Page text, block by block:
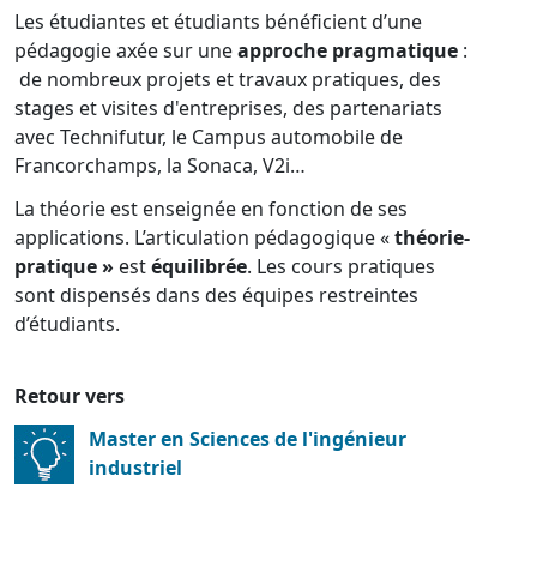
Les étudiantes et étudiants bénéficient d’une
pédagogie axée sur uneapproche pragmatique :
de nombreux projets et travaux pratiques, des
stages et visites d'entreprises, des partenariats
avec Technifutur, le Campus automobile de
Francorchamps, la Sonaca, V2i…
La théorie est enseignée en fonction de ses
applications. L’articulation pédagogique «théorie-
pratique » estéquilibrée. Les cours pratiques
sont dispensés dans des équipes restreintes
d’étudiants.
Retour vers
Master en Sciences de l'ingénieur
industriel